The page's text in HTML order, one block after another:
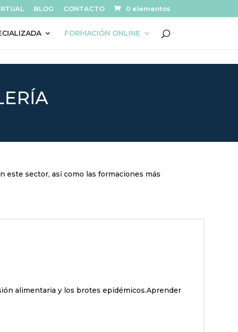
BLOG CONTACTO 0 elementos
FORMACIÓN ONLINE
este sector, así como las formaciones más
alimentaria y los brotes epidémicos.Aprender